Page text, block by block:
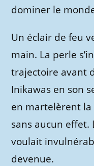
dominer le
Un éclair de feu
main. La perle
trajectoire avant
Inikawas en son
en martelèrent la
sans aucun effet.
voulait
devenue.